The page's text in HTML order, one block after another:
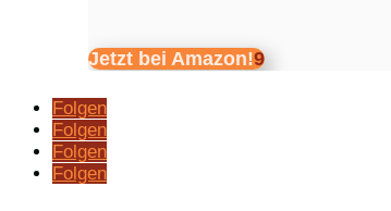
Jetzt bei Amazon!
Folgen
Folgen
Folgen
Folgen